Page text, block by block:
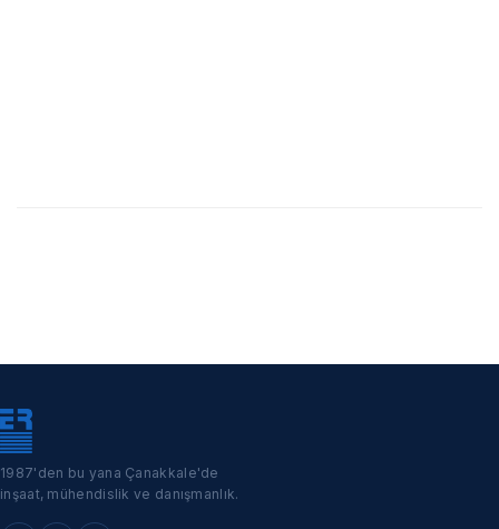
1987'den bu yana Çanakkale'de
inşaat, mühendislik ve danışmanlık.